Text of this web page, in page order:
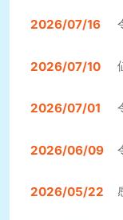
2026/07/16
2026/07/10
2026/07/01
2026/06/09
2026/05/22